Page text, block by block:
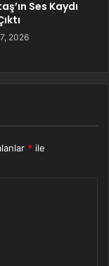
Ses Kaydı
2026
* ile